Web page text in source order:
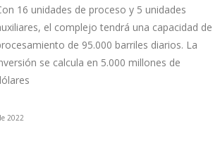
16 unidades de proceso y 5 unidades
el complejo tendrá una capacidad de
de 95.000 barriles diarios. La
se calcula en 5.000 millones de
2022